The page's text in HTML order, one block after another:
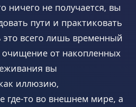
ничего не получается, вы
пути и практиковать
всего лишь временный
от накопленных
вы
иллюзию,
где-то во внешнем мире, а